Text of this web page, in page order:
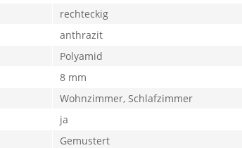
rechteckig
anthrazit
Polyamid
8 mm
Wohnzimmer, Schlafzimmer
ja
Gemustert